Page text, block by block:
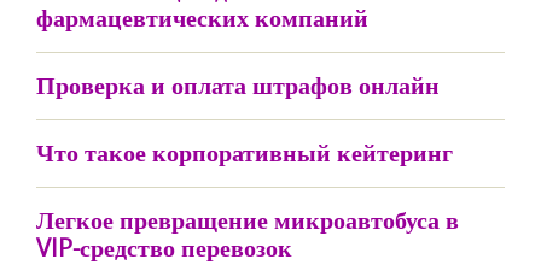
фармацевтических компаний
Проверка и оплата штрафов онлайн
Что такое корпоративный кейтеринг
Легкое превращение микроавтобуса в
VIP-средство перевозок